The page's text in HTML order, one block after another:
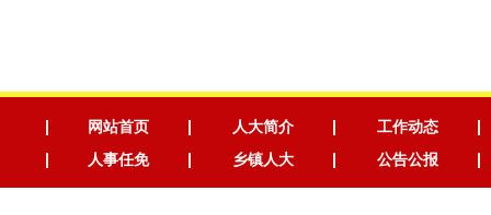
网站首页 人大简介
工作动态
人事任免
乡镇人大 公告公报